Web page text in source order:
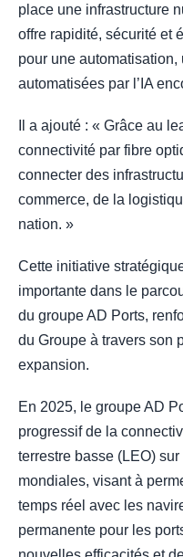
place une infrastructure
offre rapidité, sécurité et
pour une
automatisées par l’IA
Il a ajouté : « Grâce au
connectivité par fibre
connecter des
commerce, de la
nation. »
Cette initiative
importante dans le
du groupe AD Ports,
du Groupe à travers son
expansion.
En 2025, le groupe AD
progressif de la
terrestre basse (LEO)
mondiales, visant à
temps réel avec les
permanente pour les